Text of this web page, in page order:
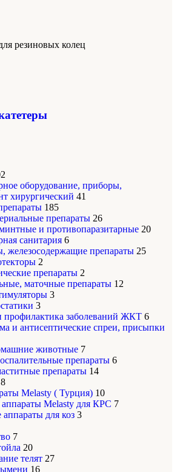
оборудование, приборы,
хирургический 41
185
препараты 26
и противопаразитарные 20
санитария 6
железосодержащие препараты 25
2
препараты 2
маточные препараты 12
3
3
профилактика заболеваний ЖКТ 6
и антисептические спреи, присыпки
животные 7
препараты 6
препараты 14
8
Melasty ( Турция) 10
Melasty для КРС 7
для коз 3
7
20
телят 27
16